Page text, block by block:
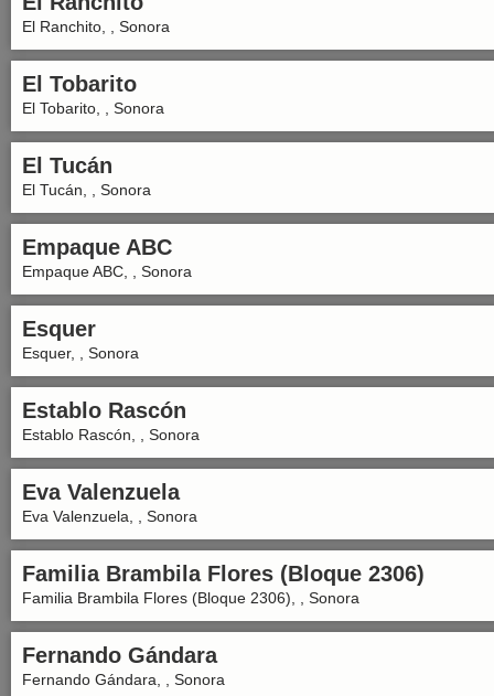
El Ranchito, , Sonora
El Tobarito
El Tobarito, , Sonora
El Tucán
El Tucán, , Sonora
Empaque ABC
Empaque ABC, , Sonora
Esquer
Esquer, , Sonora
Establo Rascón
Establo Rascón, , Sonora
Eva Valenzuela
Eva Valenzuela, , Sonora
Familia Brambila Flores (Bloque 2306)
Familia Brambila Flores (Bloque 2306), , Sonora
Fernando Gándara
Fernando Gándara, , Sonora